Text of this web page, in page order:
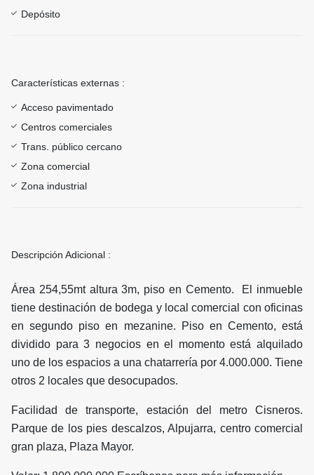
Depósito
Características externas :
Acceso pavimentado
Centros comerciales
Trans. público cercano
Zona comercial
Zona industrial
Descripción Adicional :
Área 254,55mt altura 3m, piso en Cemento. El inmueble
tiene destinación de bodega y local comercial con oficinas
en segundo piso en mezanine. Piso en Cemento, está
dividido para 3 negocios en el momento está alquilado
uno de los espacios a una chatarrería por 4.000.000. Tiene
otros 2 locales que desocupados.
Facilidad de transporte, estación del metro Cisneros.
Parque de los pies descalzos, Alpujarra, centro comercial
gran plaza, Plaza Mayor.